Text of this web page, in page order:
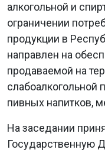
алкогольной и
ограничении
продукции в
направлен на
продаваемой на
слабоалкогольной
пивных напитков,
На заседании
Государственную